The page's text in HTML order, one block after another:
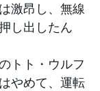
激昂し、無線
し出したん
トト・ウルフ
やめて、運転